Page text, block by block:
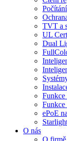
TVT a
UL
Dual
Funkce
Funkce
ePoE
O nás